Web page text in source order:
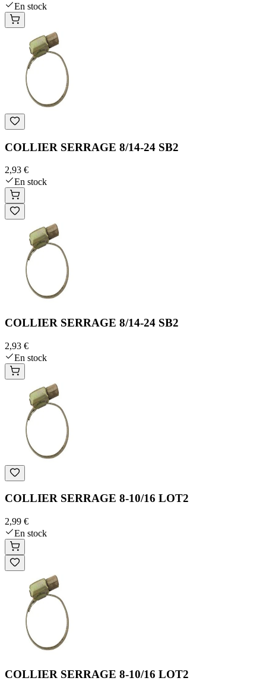
En stock
COLLIER SERRAGE 8/14-24 SB2
2,93 €
En stock
COLLIER SERRAGE 8/14-24 SB2
2,93 €
En stock
COLLIER SERRAGE 8-10/16 LOT2
2,99 €
En stock
COLLIER SERRAGE 8-10/16 LOT2